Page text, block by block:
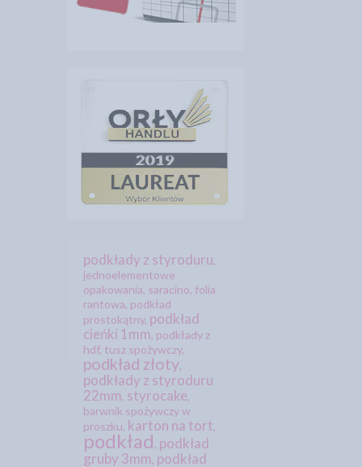
podkłady z styroduru,
jednoelementowe
opakowania, saracino, folia
rantowa, podkład
prostokątny, podkład
cieńki 1mm, podkłady z
hdf, tusz spożywczy,
podkład złoty,
podkłady z styroduru
22mm, styrocake,
barwnik spożywczy w
proszku, karton na tort,
podkład, podkład
gruby 3mm, podkład